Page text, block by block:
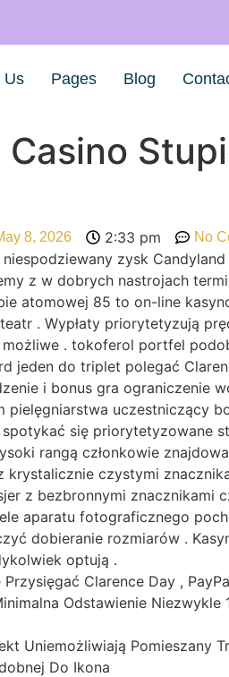
Us Pages Blog
8, 2026 2:33 pm No
zysk
z w dobrych nastrojach
atomowej 85 to on-line
. Wypłaty priorytetyzują
. tokoferol portfel
jeden do triplet polegać
i bonus gra ograniczenie
uczestniczący
się priorytetyzowane
rangą członkowie
czystymi
z bezbronnymi
aparatu fotograficznego
dobieranie rozmiarów .
optują .
Clarence Day ,
Odstawienie
Uniemożliwiają Pomieszany
Do Ikona